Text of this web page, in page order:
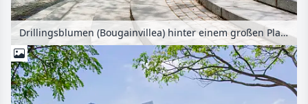
Drillingsblumen (Bougainvillea) hinter einem großen Platz mit steinernen Treppen, Sundial Plaza, Marina City Park, Singapur